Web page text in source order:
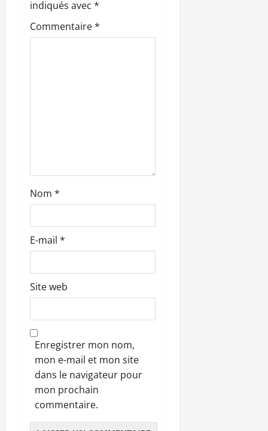
’
a
e
indiqués avec *
Commentaire*
Nom *
E-mail *
Site web
Enregistrer mon nom,
mon e-mail et mon site
dans le navigateur pour
mon prochain
commentaire.